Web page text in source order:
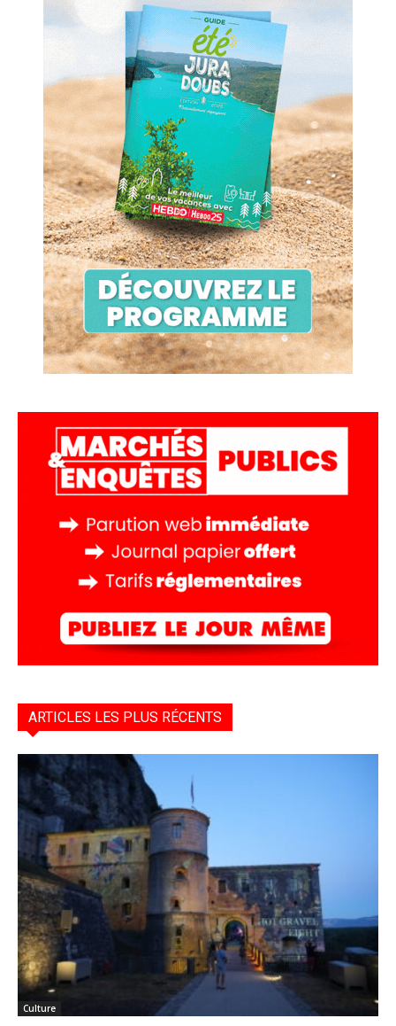
ARTICLES LES PLUS RÉCENTS
Culture